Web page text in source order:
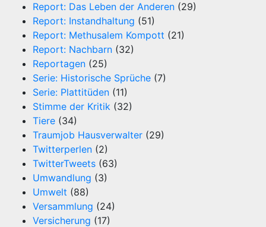
Report: Das Leben der Anderen (29)
Report: Instandhaltung (51)
Report: Methusalem Kompott (21)
Report: Nachbarn (32)
Reportagen (25)
Serie: Historische Sprüche (7)
Serie: Plattitüden (11)
Stimme der Kritik (32)
Tiere (34)
Traumjob Hausverwalter (29)
Twitterperlen (2)
TwitterTweets (63)
Umwandlung (3)
Umwelt (88)
Versammlung (24)
Versicherung (17)